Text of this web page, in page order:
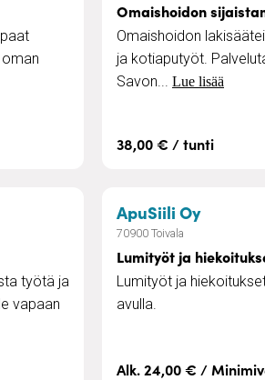
Omaishoidon
Omaishoidon
ja kotiaputyöt.
Savon... Lue lisää
38,00 € / tunti
sijaistaminen
työtä ja
vapaan
ApuSiili Oy–
70900 Toivala
Lumityöt ja
Lumityöt ja
avulla.
Alk. 24,00 € /